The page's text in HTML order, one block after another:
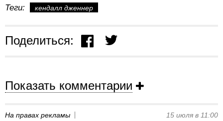
Теги: кендалл дженнер
Поделиться:
Показать комментарии
На правах рекламы 15 июля в 11:00